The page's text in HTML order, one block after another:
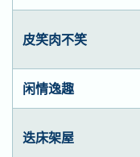
皮笑肉不笑
闲情逸趣
迭床架屋